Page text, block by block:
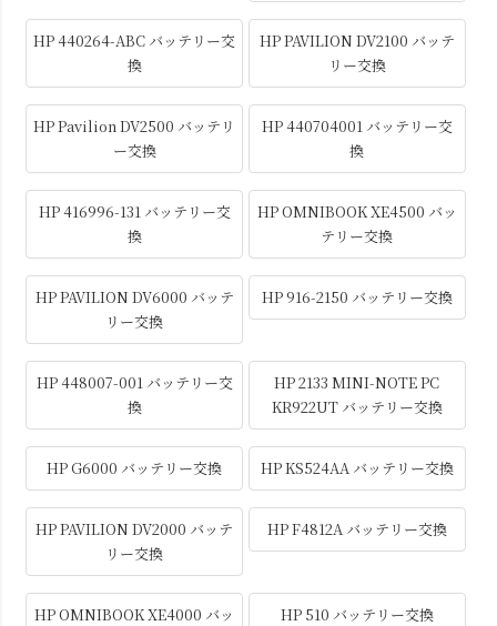
HP 440264-ABC バッテリー交
換
HP PAVILION DV2100 バッテ
リー交換
HP Pavilion DV2500 バッテリ
ー交換
HP 440704001 バッテリー交
換
HP 416996-131 バッテリー交
換
HP OMNIBOOK XE4500 バッ
テリー交換
HP PAVILION DV6000 バッテ
リー交換
HP 916-2150 バッテリー交換
HP 448007-001 バッテリー交
換
HP 2133 MINI-NOTE PC
KR922UT バッテリー交換
HP G6000 バッテリー交換 HP KS524AA バッテリー交換
HP PAVILION DV2000 バッテ
リー交換
HP F4812A バッテリー交換
HP OMNIBOOK XE4000 バッ
HP 510 バッテリー交換